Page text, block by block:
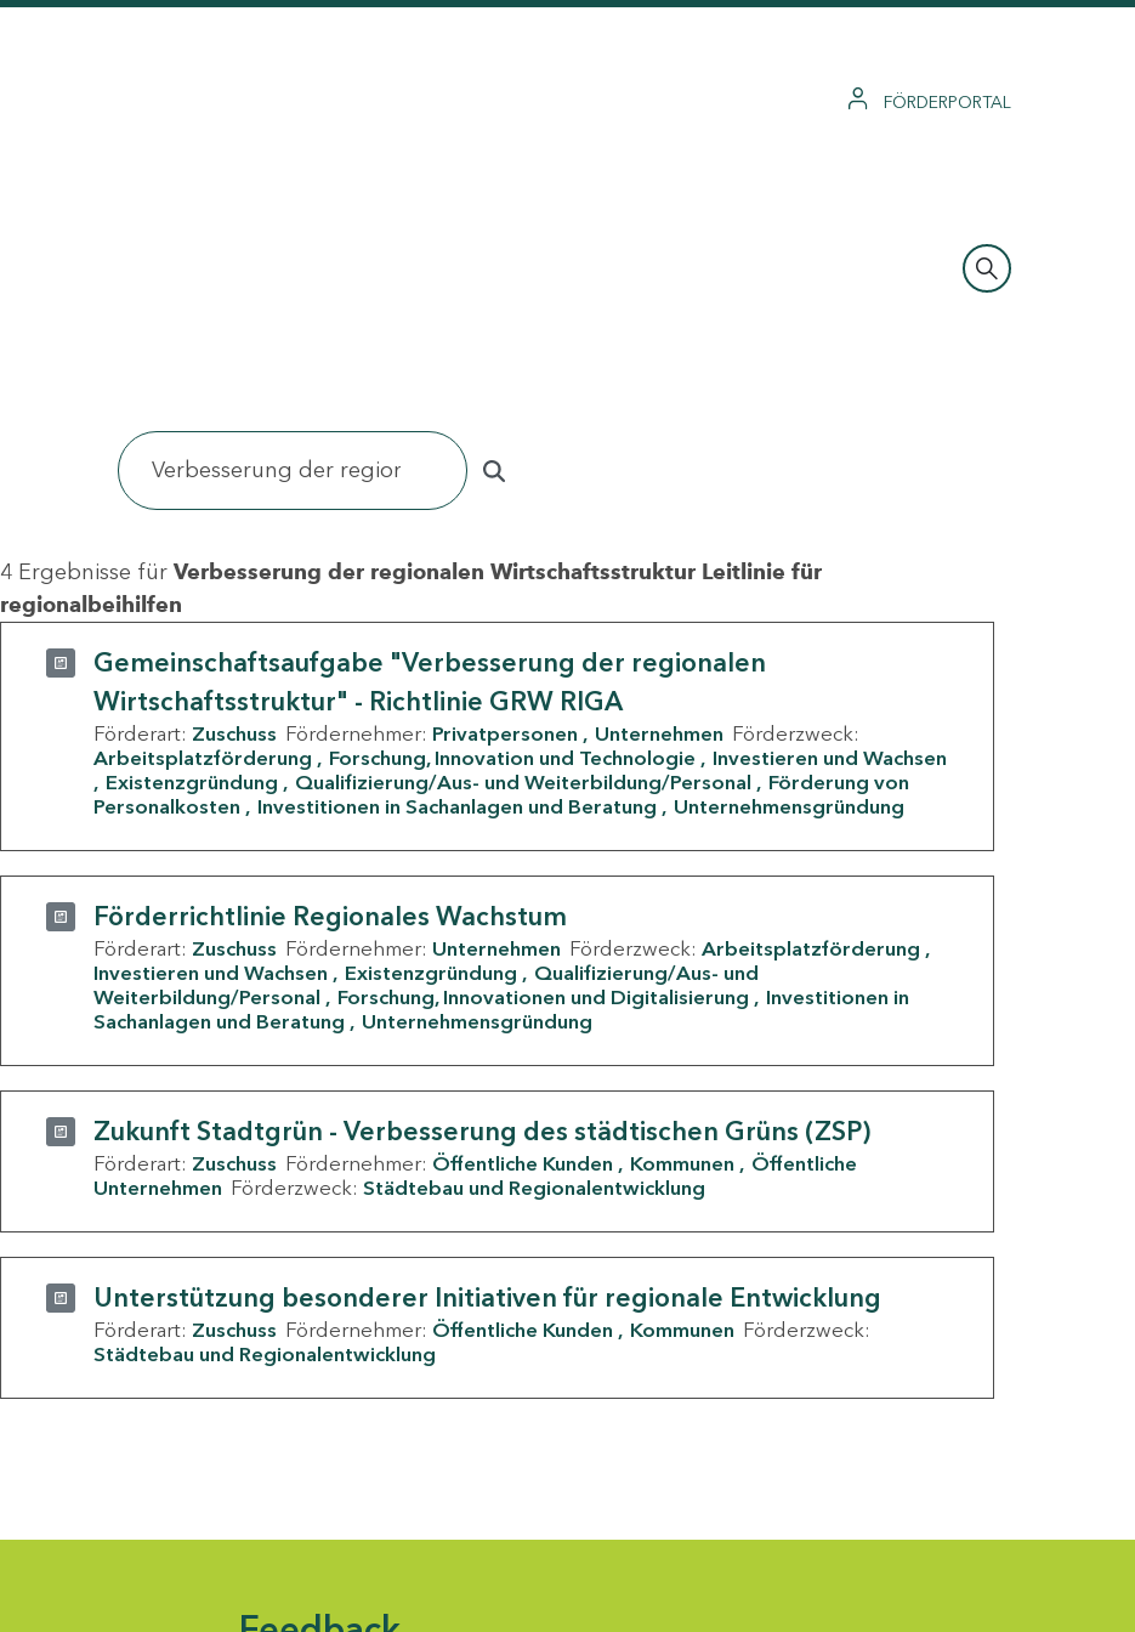
FÖRDERPORTAL
4 Ergebnisse für Verbesserung der regionalen Wirtschaftsstruktur Leitlinie für
regionalbeihilfen
Gemeinschaftsaufgabe "Verbesserung der regionalen
Wirtschaftsstruktur" - Richtlinie GRW RIGA
Förderart: Zuschuss Fördernehmer: Privatpersonen Unternehmen Förderzweck:
Arbeitsplatzförderung
Forschung, Innovation und Technologie
Investieren und Wachsen
Existenzgründung
Qualifizierung/Aus- und Weiterbildung/Personal
Förderung von
Personalkosten
Investitionen in Sachanlagen und Beratung Unternehmensgründung
Förderrichtlinie Regionales Wachstum
Förderart: Zuschuss Fördernehmer: Unternehmen Förderzweck: Arbeitsplatzförderung
Investieren und Wachsen
Existenzgründung
Qualifizierung/Aus- und
Weiterbildung/Personal
Forschung, Innovationen und Digitalisierung
Investitionen in
Sachanlagen und Beratung
Unternehmensgründung
Zukunft Stadtgrün - Verbesserung des städtischen Grüns (ZSP)
Förderart: Zuschuss Fördernehmer: Öffentliche Kunden Kommunen
Öffentliche
Unternehmen Förderzweck: Städtebau und Regionalentwicklung
Unterstützung besonderer Initiativen für regionale Entwicklung
Förderart: Zuschuss Fördernehmer: Öffentliche Kunden Kommunen Förderzweck:
Städtebau und Regionalentwicklung